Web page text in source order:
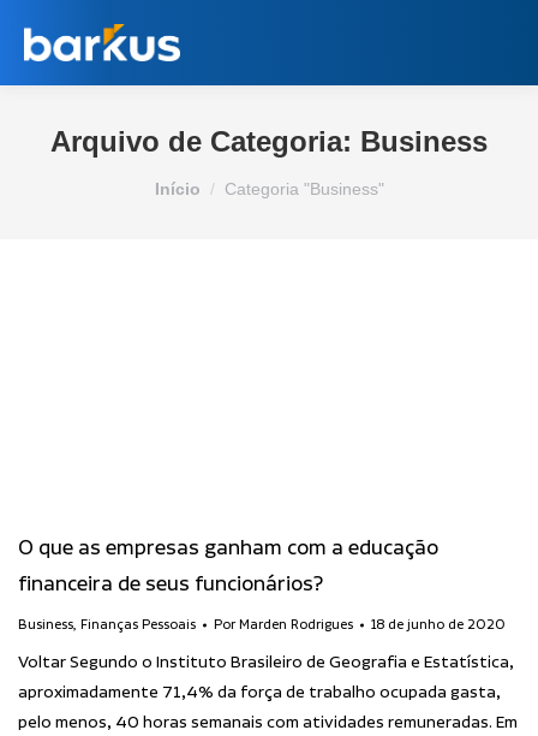
Arquivo de Categoria: Business
Você está aqui:
Início Categoria "Business"
O que as empresas ganham com a educação
financeira de seus funcionários?
Business, Finanças Pessoais PorMarden Rodrigues 18 de junho de 2020
Voltar Segundo o Instituto Brasileiro de Geografia e Estatística,
aproximadamente 71,4% da força de trabalho ocupada gasta,
pelo menos, 40 horas semanais com atividades remuneradas. Em